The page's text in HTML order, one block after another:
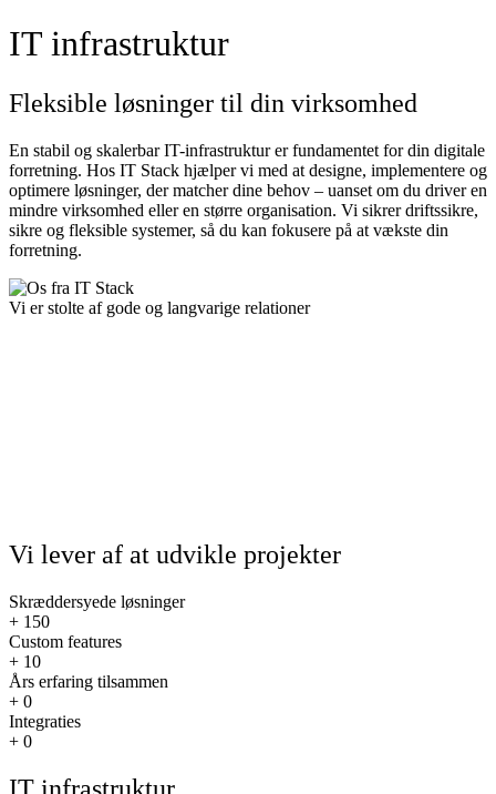
IT infrastruktur
Fleksible løsninger til din virksomhed
En stabil og skalerbar IT-infrastruktur er fundamentet for din digitale
forretning. Hos IT Stack hjælper vi med at designe, implementere og
optimere løsninger, der matcher dine behov – uanset om du driver en
mindre virksomhed eller en større organisation. Vi sikrer driftssikre,
sikre og fleksible systemer, så du kan fokusere på at vækste din
forretning.
Vi er stolte af gode og langvarige relationer
Vi lever af at udvikle projekter
Skræddersyede løsninger
+ 150
Custom features
+ 10
Års erfaring tilsammen
+ 0
Integraties
+ 0
IT infrastruktur